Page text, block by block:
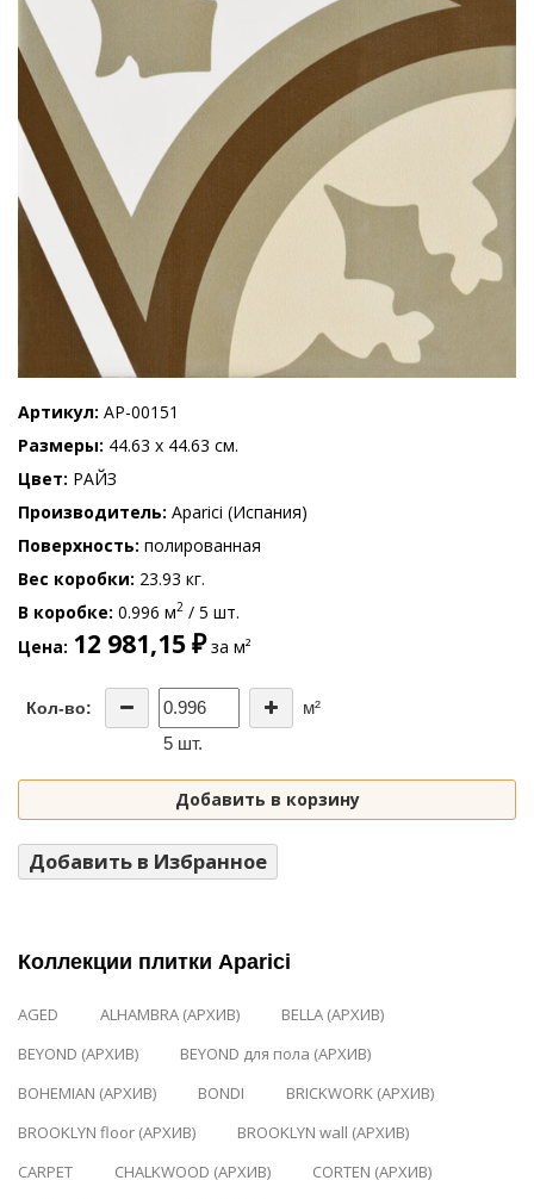
Артикул AP-00151
Размеры 44.63 x 44.63 см.
Цвет РАЙЗ
Производитель Aparici (Испания)
Поверхность полированная
Вес коробки 23.93 кг.
В коробке 0.996 м2 / 5 шт.
Цена 12 981,15 ₽за м²
Кол-во:
м²
5 шт.
Добавить в корзину
Добавить в Избранное
Коллекции плитки Aparici
AGED ALHAMBRA (АРХИВ)
BELLA (АРХИВ)
BEYOND (АРХИВ)
BEYOND для пола (АРХИВ)
BOHEMIAN (АРХИВ)
BONDI
BRICKWORK (АРХИВ)
BROOKLYN floor (АРХИВ)
BROOKLYN wall (АРХИВ)
CARPET
CHALKWOOD (АРХИВ)
CORTEN (АРХИВ)